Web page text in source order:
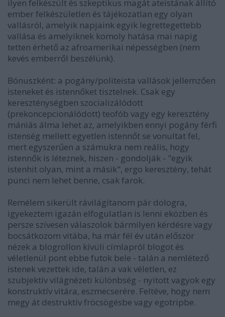
ilyen felkészült és szkeptikus magát ateistának állító
ember felkészületlen és tájékozatlan egy olyan
vallásról, amelyik napjaink egyik legrettegettebb
vallása és amelyiknek komoly hatása mai napig
tetten érhető az afroamerikai népességben (nem
kevés emberről beszélünk).
Bónuszként: a pogány/politeista vallások jellemzően
isteneket és istennőket tisztelnek. Csak egy
kereszténységben szocializálódott
(prekoncepcionálódott) teofób vagy egy keresztény
mániás álma lehet az, amelyikben ennyi pogány férfi
istenség mellett egyetlen istennőt se vonultat fel,
mert egyszerűen a számukra nem reális, hogy
istennők is léteznek, hiszen - gondolják - "egyik
istenhit olyan, mint a másik", ergo keresztény, tehát
punci nem lehet benne, csak farok.
Remélem sikerült rávilágítanom pár dologra,
igyekeztem igazán elfogulatlan is lenni eközben és
persze szívesen válaszolok bármilyen kérdésre vagy
bocsátkozom vitába, ha már fél év után először
nézek a blogrollon kívüli címlapról blogot és
véletlenül pont ebbe futok bele - talán a nemlétező
istenek vezettek ide, talán a vak véletlen, ez
szubjektív világnézeti különbség - nyitott vagyok egy
konstruktív vitára, eszmecserére. Feltéve, hogy nem
megy át destruktív fröcsögésbe vagy egotripbe.